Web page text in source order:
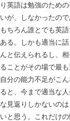
り英語は勉強のため
いが、しなかったので
もちろん誰とでも英
ある。しかも適当に
んと伝えられるし、
ることがその場で最
自分の能力不足がこ
ると、今まで適当な
な見返りしかないの
いと思う。これだけ